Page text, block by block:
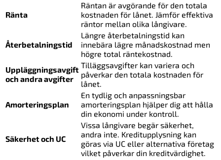
Ränta
Räntan är avgörande för den totala
kostnaden för lånet. Jämför effektiva
räntor mellan olika långivare.
Återbetalningstid
Längre återbetalningstid kan
innebära lägre månadskostnad men
högre total räntekostnad.
Uppläggningsavgift
och andra avgifter
Tilläggsavgifter kan variera och
påverkar den totala kostnaden för
lånet.
Amorteringsplan
En tydlig och anpassningsbar
amorteringsplan hjälper dig att hålla
din ekonomi under kontroll.
Säkerhet och UC
Vissa långivare begär säkerhet,
andra inte. Kreditupplysning kan
göras via UC eller alternativa företag
vilket påverkar din kreditvärdighet.